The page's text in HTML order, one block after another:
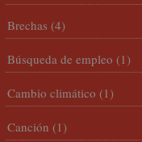
Brechas (4)
Búsqueda de empleo (1)
Cambio climático (1)
Canción (1)